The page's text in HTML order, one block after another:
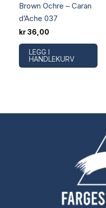
Brown Ochre – Caran
d’Ache 037
kr36,00
LEGG I
HANDLEKURV